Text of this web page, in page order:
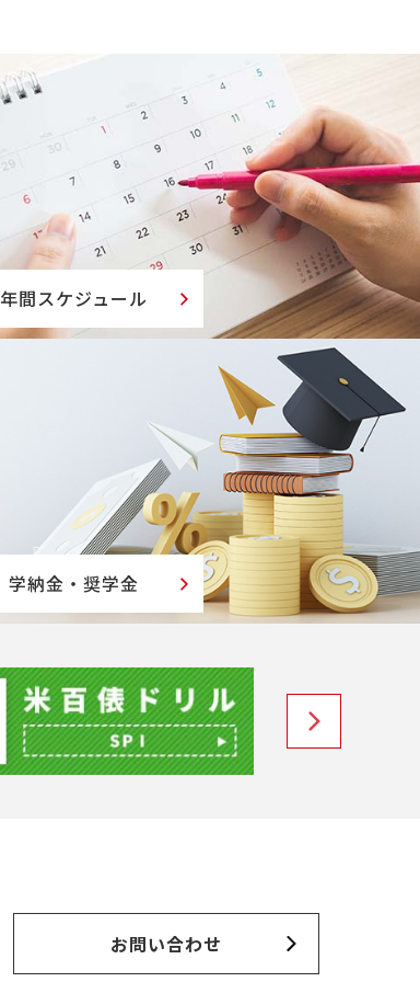
年間スケジュール
学納金・奨学金
お問い合わせ